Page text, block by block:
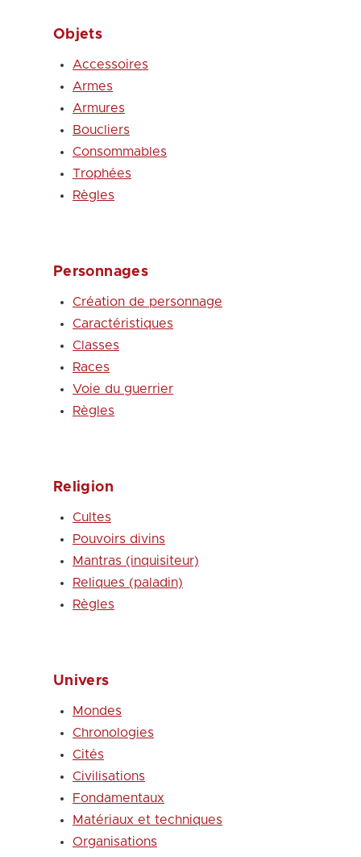
Objets
Accessoires
Armes
Armures
Boucliers
Consommables
Trophées
Règles
Personnages
Création de personnage
Caractéristiques
Classes
Races
Voie du guerrier
Règles
Religion
Cultes
Pouvoirs divins
Mantras (inquisiteur)
Reliques (paladin)
Règles
Univers
Mondes
Chronologies
Cités
Civilisations
Fondamentaux
Matériaux et techniques
Organisations